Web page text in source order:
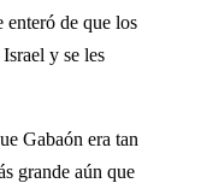
enteró de que los
y se les
Gabaón era tan
grande aún que